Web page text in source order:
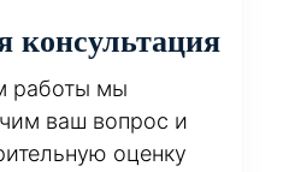
консультация
работы мы
ваш вопрос и
оценку